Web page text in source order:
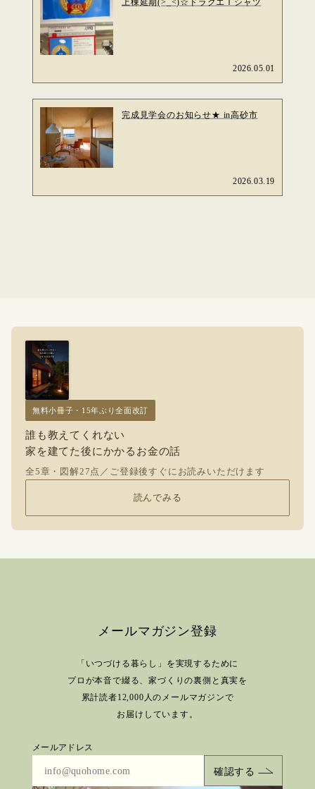
2026.05.01
完成見学会のお知らせ★ in高砂市
2026.03.19
無料小冊子・15年ぶり全面改訂
誰も教えてくれない
家を建てた後にかかるお金の話
全5章・図解27点／ご登録後すぐにお読みいただけます
読んでみる
メールマガジン登録
「いつづける暮らし」を実現するために
プロが本音で綴る、家づくりの裏側と真実を
累計読者12,000人のメールマガジンで
お届けしています。
メールアドレス